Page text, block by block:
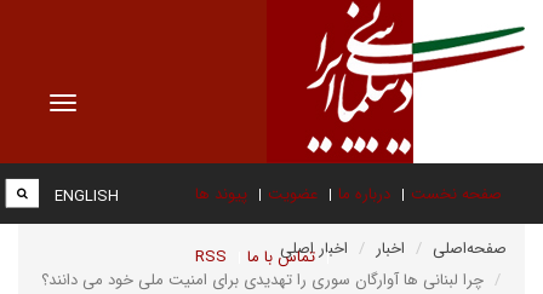
Toggle
صفحه نخست درباره ما عضویت پیوند ها
تماس با ما RSS
ENGLISH
صفحه‌اصلی اخبار
اخبار اصلی
چرا لبنانی ها آوارگان سوری را تهدیدی برای امنیت ملی خود می دانند؟